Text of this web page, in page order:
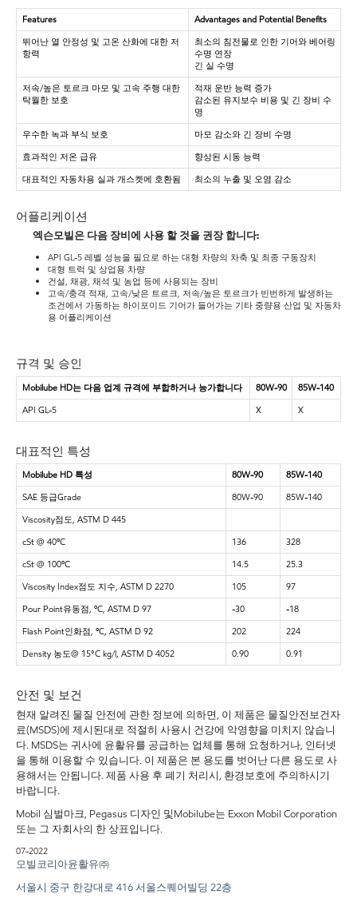
Features
Advantages and Potential Benefits
뛰어난 열 안정성 및 고온 산화에 대한 저
항력
최소의 침전물로 인한 기어와 베어링
수명 연장
긴 실 수명
저속/높은 토르크 마모 및 고속 주행 대한
탁월한 보호
적재 운반 능력 증가
감소된 유지보수 비용 및 긴 장비 수
명
우수한 녹과 부식 보호
마모 감소와 긴 장비 수명
효과적인 저온 급유
향상된 시동 능력
대표적인 자동차용 실과 개스켓에 호환됨
최소의 누출 및 오염 감소
어플리케이션
엑슨모빌은 다음 장비에 사용 할 것을 권장 합니다:
API GL-5 레벨 성능을 필요로 하는 대형 차량의 차축 및 최종 구동장치
대형 트럭 및 상업용 차량
건설, 채광, 채석 및 농업 등에 사용되는 장비
고속/충격 적재, 고속/낮은 트르크, 저속/높은 토르크가 빈번하게 발생하는
조건에서 가동하는 하이포이드 기어가 들어가는 기타 중량용 산업 및 자동차
용 어플리케이션
규격 및 승인
Mobilube HD는 다음 업계 규격에 부합하거나 능가합니다 80W-90
85W-140
API GL-5
X X
대표적인 특성
Mobilube HD 특성 80W-90
85W-140
SAE 등급Grade
80W-90
85W-140
Viscosity점도, ASTM D 445
cSt @ 40ºC
136
328
cSt @ 100ºC
14.5
25.3
Viscosity Index점도 지수, ASTM D 2270
105
97
Pour Point유동점, ºC, ASTM D 97
-30
-18
Flash Point인화점, ºC, ASTM D 92
202
224
Density 농도@ 15°C kg/l, ASTM D 4052
0.90 0.91
안전 및 보건
현재 알려진 물질 안전에 관한 정보에 의하면, 이 제품은 물질안전보건자
료(MSDS)에 제시된대로 적절히 사용시 건강에 악영향을 미치지 않습니
다. MSDS는 귀사에 윤활유를 공급하는 업체를 통해 요청하거나, 인터넷
을 통해 이용할 수 있습니다. 이 제품은 본 용도를 벗어난 다른 용도로 사
용해서는 안됩니다. 제품 사용 후 폐기 처리시, 환경보호에 주의하시기
바랍니다.
Mobil 심벌마크, Pegasus 디자인 및Mobilube는 Exxon Mobil Corporation
또는 그 자회사의 한 상표입니다.
07-2022
모빌코리아윤활유㈜
서울시 중구 한강대로 416서울스퀘어빌딩 22층